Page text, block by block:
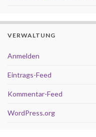
VERWALTUNG
Anmelden
Eintrags-Feed
Kommentar-Feed
WordPress.org